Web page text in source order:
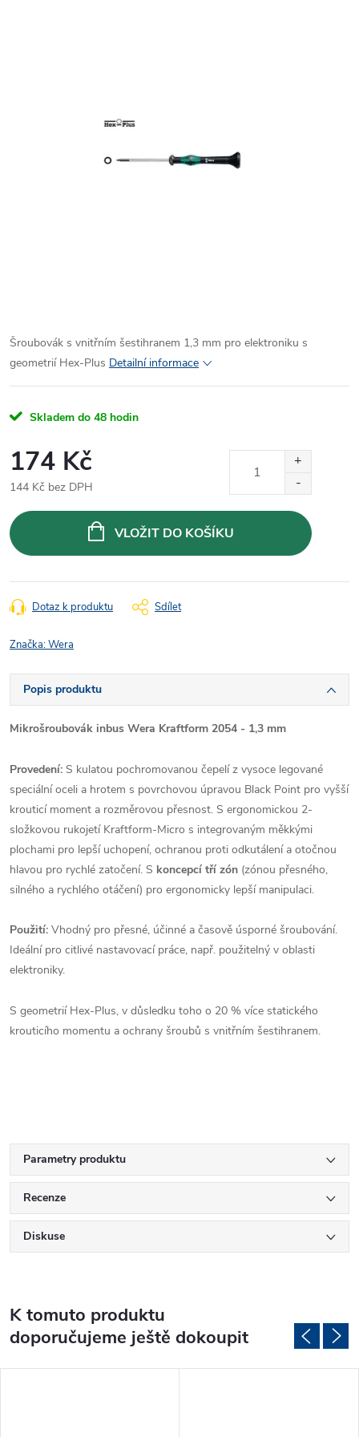
Šroubovák s vnitřním šestihranem 1,3 mm pro elektroniku s
geometrií Hex-Plus Detailní informace
Skladem do 48 hodin
174 Kč
144 Kč bez DPH
cena:
VLOŽIT DO KOŠÍKU
Dotaz k produktu Sdílet
Značka:Wera
Popis produktu
Mikrošroubovák inbus Wera Kraftform 2054 - 1,3 mm
Provedení: S kulatou pochromovanou čepelí z vysoce legované
speciální oceli a hrotem s povrchovou úpravou Black Point pro vyšší
krouticí moment a rozměrovou přesnost. S ergonomickou 2-
složkovou rukojetí Kraftform-Micro s integrovaným měkkými
plochami pro lepší uchopení, ochranou proti odkutálení a otočnou
hlavou pro rychlé zatočení. S koncepcí tří zón (zónou přesného,
silného a rychlého otáčení) pro ergonomicky lepší manipulaci.
Použití: Vhodný pro přesné, účinné a časově úsporné šroubování.
Ideální pro citlivé nastavovací práce, např. použitelný v oblasti
elektroniky.
S geometrií Hex-Plus, v důsledku toho o 20 % více statického
krouticího momentu a ochrany šroubů s vnitřním šestihranem.
Parametry produktu
Recenze
Diskuse
K tomuto produktu
doporučujeme ještě dokoupit